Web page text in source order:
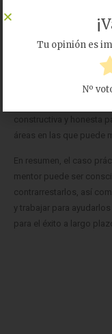
parece tener
capacidad de su
podría ser el resultado
control. Para abordar
más críticas sobre los
constructiva y honesta
áreas en las que puede
En resumen, el caso
mentor puede ser
contrarrestarlos, así
y trabajar para
para el éxito a largo
Tu opinión es
Nº